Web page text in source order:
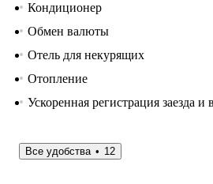
Кондиционер
Обмен валюты
Отель для некурящих
Отопление
Ускоренная регистрация заезда и
Все удобства 12